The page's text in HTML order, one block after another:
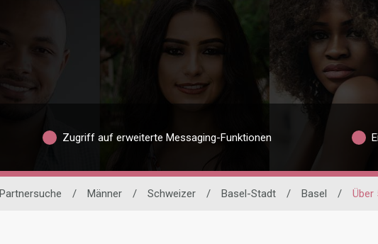
Zugriff auf erweiterte Messaging-Funktionen
/ Männer / Schweizer / Basel-Stadt / Basel / Über